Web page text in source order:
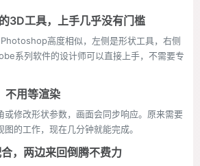
3D工具，上手几乎没有门槛
高度相似，左侧是形状工具，右侧
系列软件的设计师可以直接上手，不需要专
不用等渲染
或修改形状参数，画面会同步响应。原来需要
的工作，现在几分钟就能完成。
，两边来回倒腾不费力